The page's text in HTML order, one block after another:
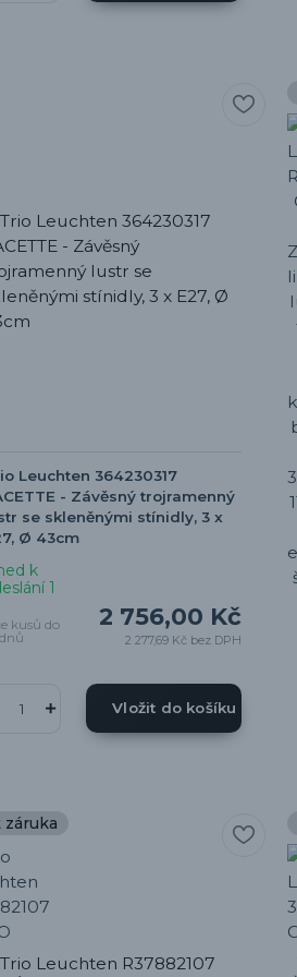
Leuchten 364230317
- Závěsný trojramenný
se skleněnými stínidly, 3 x
Ø 43cm
2 756,00 Kč
2 277,69 Kč bez DPH
k
1
kusů do
Vložit do košíku
záruka